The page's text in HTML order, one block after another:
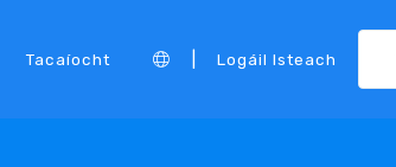
Tacaíocht Logáil Isteach